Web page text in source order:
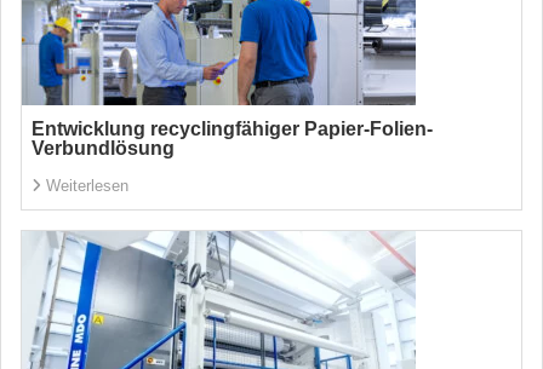
Entwicklung recyclingfähiger Papier-Folien-
Verbundlösung
Weiterlesen